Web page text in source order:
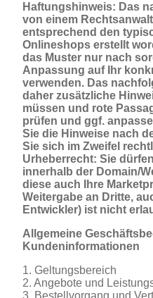
Haftungshinweis: Das
von einem
entsprechend den
Onlineshops erstellt
das Muster nur nach
Anpassung auf Ihr
verwenden. Das
daher zusätzliche
müssen und rote
prüfen und ggf.
Sie die Hinweise nach
Sie sich im Zweifel
Urheberrecht: Sie
innerhalb der Domain/
diese auch Ihre
Weitergabe an Dritte,
Entwickler) ist nicht
Allgemeine
Kundeninformationen
1. Geltungsbereich
2. Angebote und
3. Bestellvorgang und